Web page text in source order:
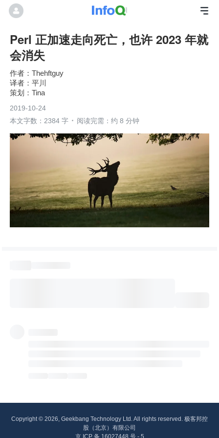
Perl 正加速走向死亡，也许 2023 年就
会消失
Thehftguy
平川
Tina
2019-10-24
本文字数：2384 字
阅读完需：约 8 分钟
Copyright © 2026, Geekbang Technology Ltd. All rights reserved. 极客邦控
股（北京）有限公司
京 ICP 备 16027448 号 - 5